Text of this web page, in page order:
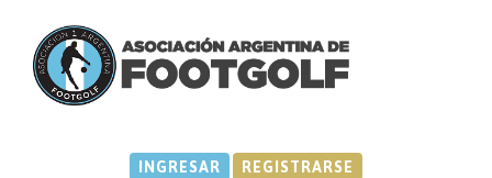
INGRESAR REGISTRARSE